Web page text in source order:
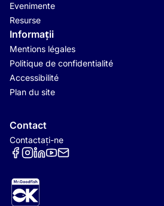
Evenimente
Resurse
Informații
Mentions légales
Politique de confidentialité
Accessibilité
Plan du site
Contact
Contactați-ne
Réseaux sociaux